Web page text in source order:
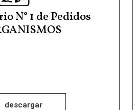
N° 1 de Pedidos
descargar